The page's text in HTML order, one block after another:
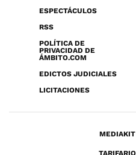
ESPECTÁCULOS
RSS
POLÍTICA DE
PRIVACIDAD DE
ÁMBITO.COM
EDICTOS JUDICIALES
LICITACIONES
MEDIAKIT
TARIFARIO